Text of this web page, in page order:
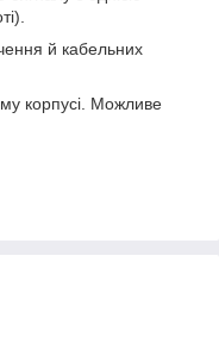
й кабельних
корпусі. Можливе